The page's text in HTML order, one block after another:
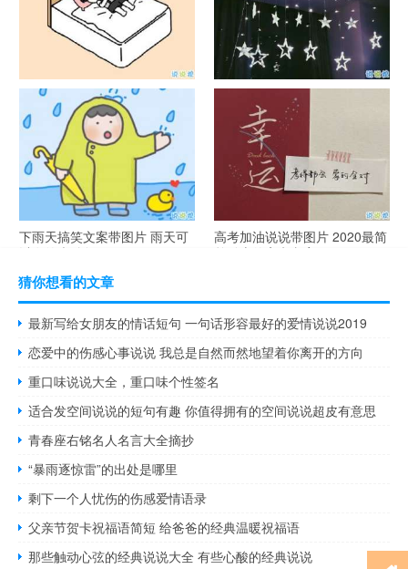
谐音梗土味情话大全带图片 油
腻搞笑的土味情话
很酷的霸气句子带图片 最新霸
气说说高冷范
下雨天搞笑文案带图片 雨天可
以发的幽默句子
高考加油说说带图片 2020最简
单励志的高考文案
猜你想看的文章
最新写给女朋友的情话短句 一句话形容最好的爱情说说2019
恋爱中的伤感心事说说 我总是自然而然地望着你离开的方向
重口味说说大全，重口味个性签名
适合发空间说说的短句有趣 你值得拥有的空间说说超皮有意思
青春座右铭名人名言大全摘抄
“暴雨逐惊雷”的出处是哪里
剩下一个人忧伤的伤感爱情语录
父亲节贺卡祝福语简短 给爸爸的经典温暖祝福语
那些触动心弦的经典说说大全 有些心酸的经典说说